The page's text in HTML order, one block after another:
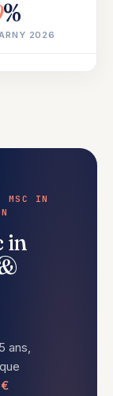
%
2026
MSC IN
in
ans,